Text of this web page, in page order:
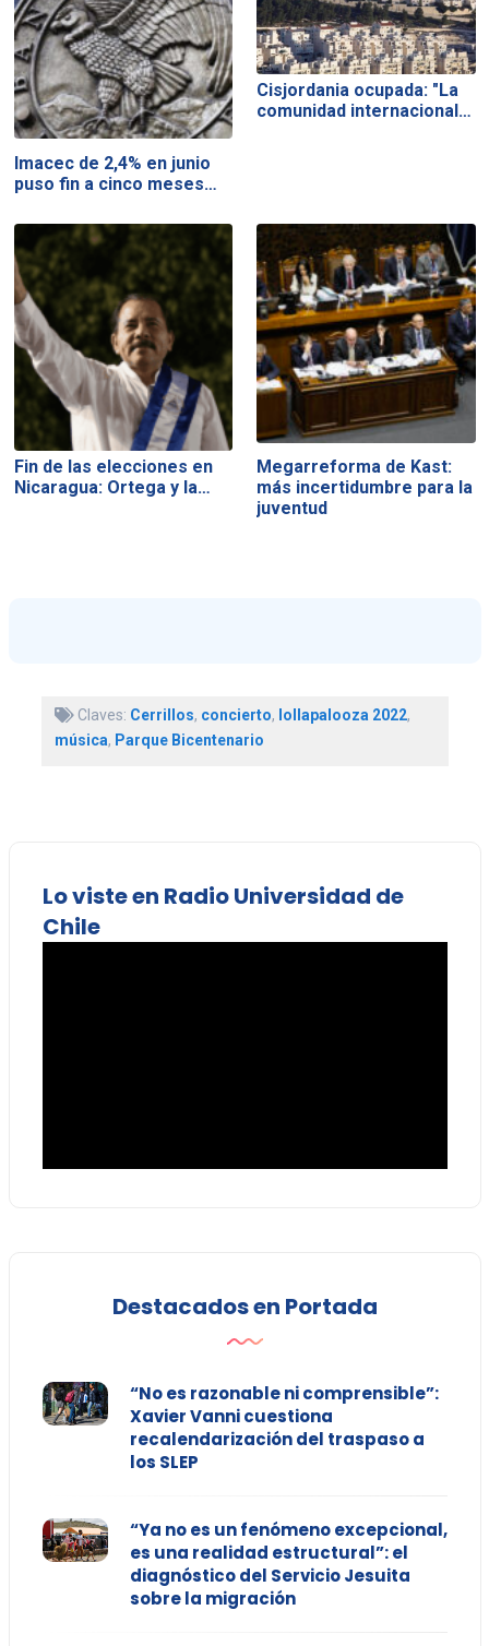
Imacec de 2,4% en junio
puso fin a cinco meses…
Cisjordania ocupada: "La
comunidad internacional…
Fin de las elecciones en
Nicaragua: Ortega y la…
Megarreforma de Kast:
más incertidumbre para la
juventud
Claves: Cerrillos, concierto, lollapalooza 2022,
música, Parque Bicentenario
Lo viste en Radio Universidad de
Chile
Destacados en Portada
“No es razonable ni comprensible”:
Xavier Vanni cuestiona
recalendarización del traspaso a
los SLEP
“Ya no es un fenómeno excepcional,
es una realidad estructural”: el
diagnóstico del Servicio Jesuita
sobre la migración